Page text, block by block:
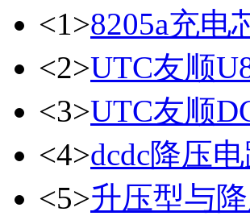
<1>8205a充电
<2>UTC友顺
<3>UTC友顺
<4>dcdc降压
<5>升压型与